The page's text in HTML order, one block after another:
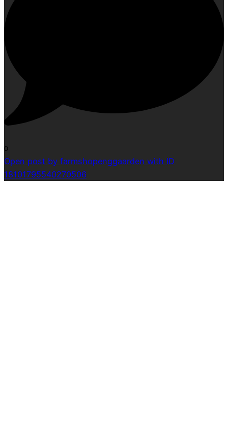
0
Open post by farmshopenggaarden with ID
18101795540270506